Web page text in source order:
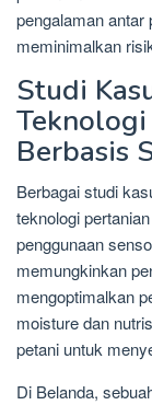
pengalaman antar
meminimalkan
Studi
Berbasis
Berbagai studi
teknologi
penggunaan
memungkinkan
mengoptimalkan
moisture dan
petani untuk
Di Belanda,